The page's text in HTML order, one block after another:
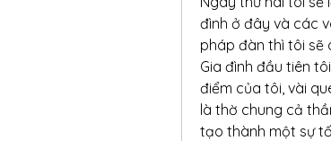
đình ở đây và các
pháp đàn thì tôi sẽ
Gia đình đầu tiên
điểm của tôi, vài
là thờ chung cả
tạo thành một sự